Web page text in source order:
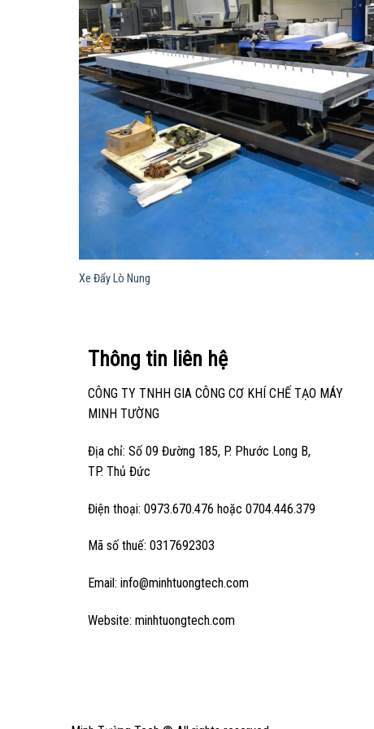
Xe Đẩy Lò Nung
Thông tin liên hệ
CÔNG TY TNHH GIA CÔNG CƠ KHÍ CHẾ TẠO MÁY
MINH TƯỜNG
Địa chỉ: Số 09 Đường 185, P. Phước Long B,
TP. Thủ Đức
Điện thoại: 0973.670.476 hoặc 0704.446.379
Mã số thuế: 0317692303
Email: info@minhtuongtech.com
Website: minhtuongtech.com